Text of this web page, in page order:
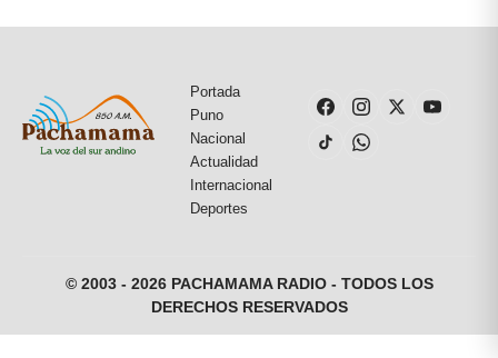
Portada
Puno
Nacional
Actualidad
Internacional
Deportes
© 2003 - 2026 PACHAMAMA RADIO - TODOS LOS
DERECHOS RESERVADOS